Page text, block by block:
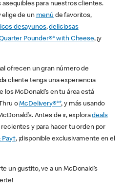
para nuestros clientes.
elige de un menú de favoritos,
desayunos,deliciosas
Pounder®* with Cheese, ¡y
ofrecen un gran número de
cliente tenga una experiencia
los McDonald’s en tu área está
oMcDelivery®**, y más usando
Antes de ir, exploradeals
y para hacer tu orden por
, ¡disponible exclusivamente en el
un gustito, ve a un McDonald’s